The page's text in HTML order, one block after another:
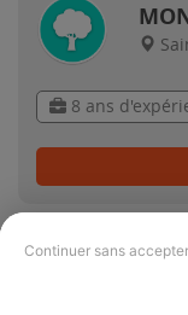
Continuer sans accepter
8 ans